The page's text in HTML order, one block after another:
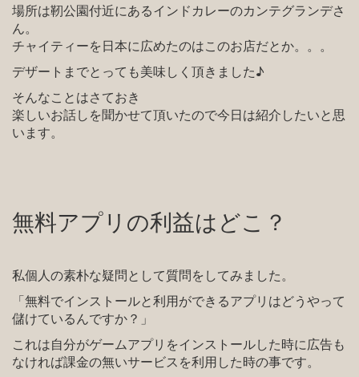
場所は靭公園付近にあるインドカレーのカンテグランデさ
ん。
チャイティーを日本に広めたのはこのお店だとか。。。
デザートまでとっても美味しく頂きました♪
そんなことはさておき
楽しいお話しを聞かせて頂いたので今日は紹介したいと思
います。
無料アプリの利益はどこ？
私個人の素朴な疑問として質問をしてみました。
「無料でインストールと利用ができるアプリはどうやって
儲けているんですか？」
これは自分がゲームアプリをインストールした時に広告も
なければ課金の無いサービスを利用した時の事です。